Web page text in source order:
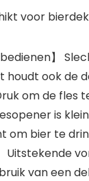
voor
bedienen】
houdt ook de
om de
is
om bier te
Uitstekende
van een